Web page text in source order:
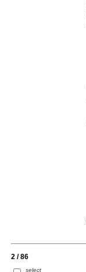
2 / 86
select